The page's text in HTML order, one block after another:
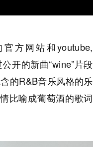
方网站和youtube,
开的新曲“wine”片段
的R&B音乐风格的乐
比喻成葡萄酒的歌词